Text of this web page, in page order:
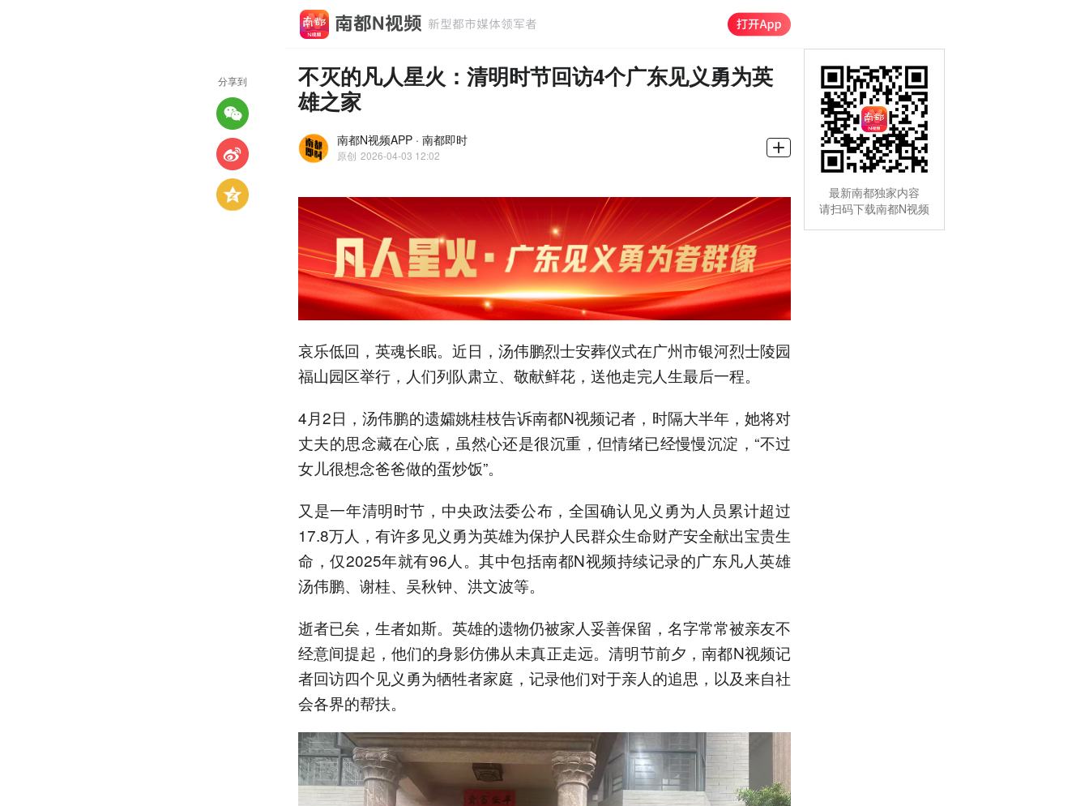
不灭的凡人星火：清明时节回访4个广东见义勇为英
雄之家
南都N视频APP · 南都即时
原创 2026-04-03 12:02
哀乐低回，英魂长眠。近日，汤伟鹏烈士安葬仪式在广州市银河烈士陵园
福山园区举行，人们列队肃立、敬献鲜花，送他走完人生最后一程。
4月2日，汤伟鹏的遗孀姚桂枝告诉南都N视频记者，时隔大半年，她将对
丈夫的思念藏在心底，虽然心还是很沉重，但情绪已经慢慢沉淀，“不过
女儿很想念爸爸做的蛋炒饭”。
又是一年清明时节，中央政法委公布，全国确认见义勇为人员累计超过
17.8万人，有许多见义勇为英雄为保护人民群众生命财产安全献出宝贵生
命，仅2025年就有96人。其中包括南都N视频持续记录的广东凡人英雄
汤伟鹏、谢桂、吴秋钟、洪文波等。
逝者已矣，生者如斯。英雄的遗物仍被家人妥善保留，名字常常被亲友不
经意间提起，他们的身影仿佛从未真正走远。清明节前夕，南都N视频记
者回访四个见义勇为牺牲者家庭，记录他们对于亲人的追思，以及来自社
会各界的帮扶。
分享到
最新南都独家内容
请扫码下载南都N视频